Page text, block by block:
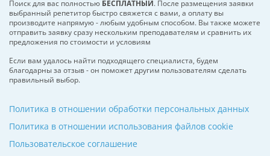
Поиск для вас полностью БЕСПЛАТНЫЙ. После размещения заявки
выбранный репетитор быстро свяжется с вами, а оплату вы
производите напрямую - любым удобным способом. Вы также можете
отправить заявку сразу нескольким преподавателям и сравнить их
предложения по стоимости и условиям
Если вам удалось найти подходящего специалиста, будем
благодарны за отзыв - он поможет другим пользователям сделать
правильный выбор.
Политика в отношении обработки персональных данных
Политика в отношении использования файлов cookie
Пользовательское соглашение